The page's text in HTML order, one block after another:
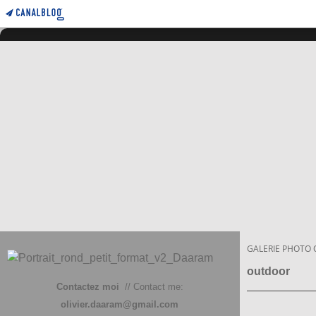
Contactez moi // Contact me:
olivier.daaram@gmail.com
GALERIE PHOTO
outdoor